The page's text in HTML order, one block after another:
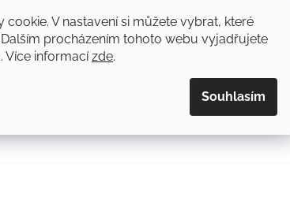
V nastavení si můžete vybrat, které
procházením tohoto webu vyjadřujete
Více informacízde.
Souhlasím
5 hvězdiček. Hodnocení obchodu je 5 z 5